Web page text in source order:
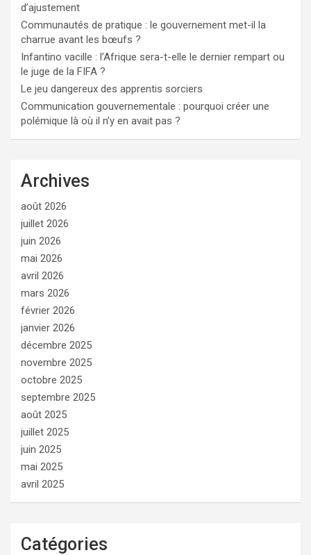
d’ajustement
Communautés de pratique : le gouvernement met-il la
charrue avant les bœufs ?
Infantino vacille : l’Afrique sera-t-elle le dernier rempart ou
le juge de la FIFA ?
Le jeu dangereux des apprentis sorciers
Communication gouvernementale : pourquoi créer une
polémique là où il n’y en avait pas ?
Archives
août 2026
juillet 2026
juin 2026
mai 2026
avril 2026
mars 2026
février 2026
janvier 2026
décembre 2025
novembre 2025
octobre 2025
septembre 2025
août 2025
juillet 2025
juin 2025
mai 2025
avril 2025
Catégories